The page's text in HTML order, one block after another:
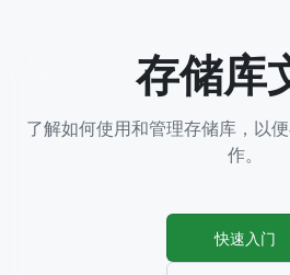
存储库
了解如何使用和管理存储库，以
作。
快速入门